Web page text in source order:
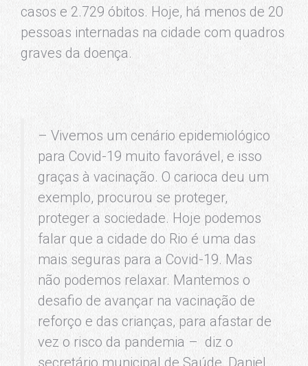
casos e 2.729 óbitos. Hoje, há menos de 20
pessoas internadas na cidade com quadros
graves da doença.
– Vivemos um cenário epidemiológico
para Covid-19 muito favorável, e isso
graças à vacinação. O carioca deu um
exemplo, procurou se proteger,
proteger a sociedade. Hoje podemos
falar que a cidade do Rio é uma das
mais seguras para a Covid-19. Mas
não podemos relaxar. Mantemos o
desafio de avançar na vacinação de
reforço e das crianças, para afastar de
vez o risco da pandemia – diz o
secretário municipal de Saúde, Daniel